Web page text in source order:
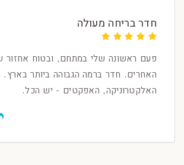
חדר בריחה מעולה
פעם ראשונה שלי במתחם, ובטוח אחזור
האחרים. חדר ברמה הגבוהה ביותר בארץ.
האלקטרוניקה, האפקטים - יש הכל.